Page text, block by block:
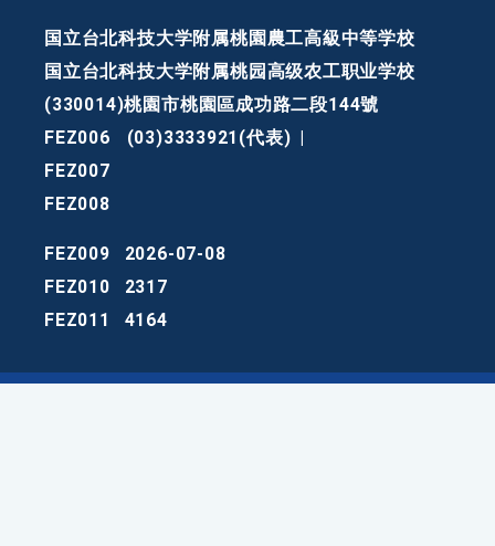
国立台北科技大学附属桃園農工高級中等学校
国立台北科技大学附属桃园高级农工职业学校
(330014)桃園市桃園區成功路二段144號
FEZ006
(03)3333921(代表)
FEZ007
FEZ008
FEZ009
2026-07-08
FEZ010
2317
FEZ011
4164